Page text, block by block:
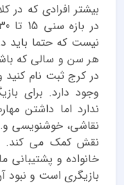
بیشتر افرادی که در
نیست که حتما باید
هر سن و سالی که
در کرج ثبت نام
وجود دارد. برای
ندارد اما داشتن
نقاشی، خوشنویسی
نقش کمک می کند.
خانواده و پشتیبانی
بازیگری است و نبود